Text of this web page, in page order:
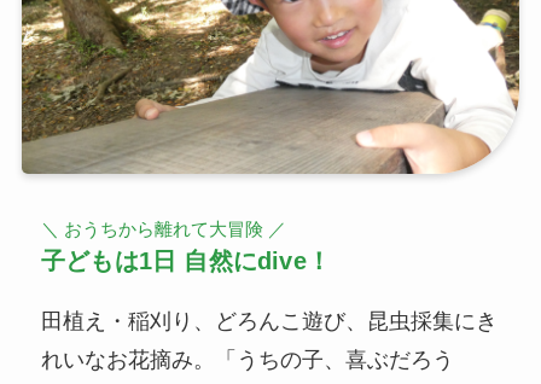
＼ おうちから離れて大冒険 ／
子どもは1日 自然にdive！
田植え・稲刈り、どろんこ遊び、昆虫採集にき
れいなお花摘み。「うちの子、喜ぶだろう